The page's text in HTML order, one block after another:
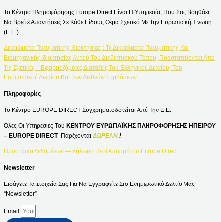
Το Κέντρο Πληροφόρησης Europe Direct Είναι Η Υπηρεσία, Που Σας Βοηθάει
Να Βρείτε Απαντήσεις Σε Κάθε Είδους Θέμα Σχετικό Με Την Ευρωπαϊκή Ένωση
(Ε.Ε.).
Δικαιώματα Πνευματικής Ιδιοκτησίας : Τα Δικαιώματα Πνευματικής Και
Βιομηχανικής Ιδιοκτησίας Αυτού Του Διαδικτυακού Τόπου, Προστατεύονται Από
Τις Σχετικές – Εφαρμοζόμενες Διατάξεις Του Ελληνικού Δικαίου, Του
Ευρωπαϊκού Δικαίου Και Των Διεθνών Συμβάσεων
Πληροφορίες
Το Κέντρο EUROPE DIRECT Συγχρηματοδοτείται Από Την Ε.Ε.
Όλες Οι Υπηρεσίες Του ΚΕΝΤΡΟΥ ΕΥΡΩΠΑΪΚΗΣ ΠΛΗΡΟΦΟΡΗΣΗΣ ΗΠΕΙΡΟΥ
– EUROPE DIRECT Παρέχονται ΔΩΡΕΑΝ !
Προστασία Δεδομένων — Δήλωση Περί Απορρήτου Europe Direct
Newsletter
Εισάγετε Τα Στοιχεία Σας Για Να Εγγραφείτε Στο Ενημερωτικό Δελτίο Μας
“Newsletter”
Email